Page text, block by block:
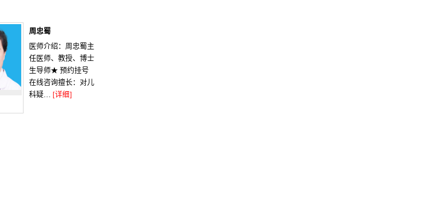
周忠蜀
医师介绍：周忠蜀主
任医师、教授、博士
生导师★ 预约挂号
在线咨询擅长：对儿
科疑… [详细]